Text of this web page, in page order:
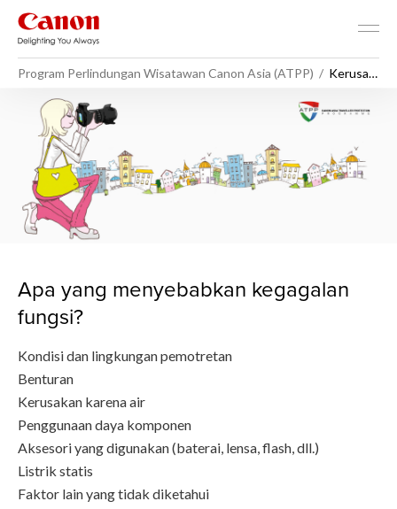
Program Perlindungan Wisatawan Canon Asia (ATPP)
Kerusakan
Kerusakan Umum -
Apa yang menyebabkan kegagalan
fungsi?
Kondisi dan lingkungan pemotretan
Benturan
Kerusakan karena air
Penggunaan daya komponen
Aksesori yang digunakan (baterai, lensa, flash, dll.)
Listrik statis
Faktor lain yang tidak diketahui